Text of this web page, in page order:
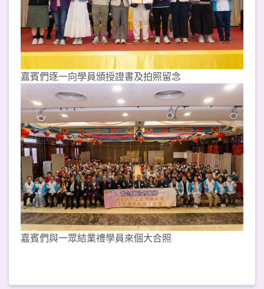
嘉賓們逐一向學員頒授證書及拍照留念
嘉賓們與一眾結業禮學員來個大合照